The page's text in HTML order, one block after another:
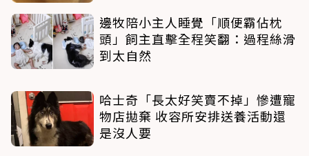
邊牧陪小主人睡覺「順便霸佔枕
頭」飼主直擊全程笑翻：過程絲滑
到太自然
哈士奇「長太好笑賣不掉」慘遭寵
物店拋棄 收容所安排送養活動還
是沒人要